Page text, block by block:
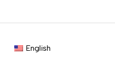
English